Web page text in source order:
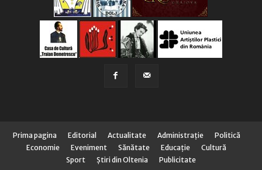
Prima pagina Editorial Actualitate Administraţie
Politică
Economie
Eveniment Sănătate Educaţie
Cultură
Sport
Știri din Oltenia Publicitate